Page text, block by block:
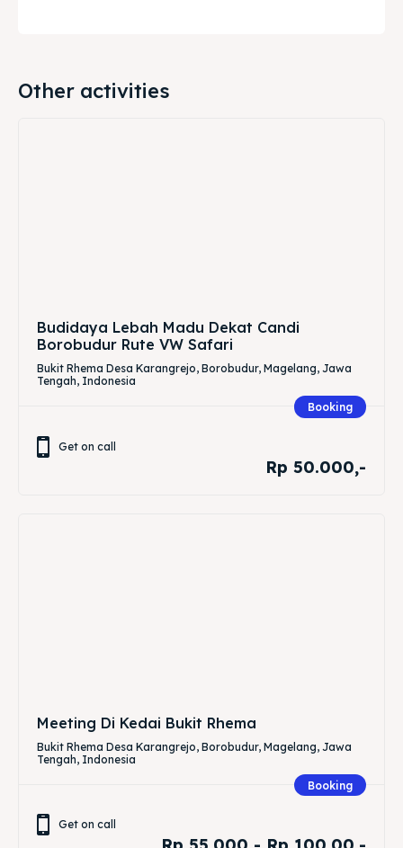
Other activities
Budidaya Lebah Madu Dekat Candi
Borobudur Rute VW Safari
Bukit Rhema Desa Karangrejo, Borobudur, Magelang, Jawa
Tengah, Indonesia
Booking
Get on call
Rp 50.000,-
Meeting Di Kedai Bukit Rhema
Bukit Rhema Desa Karangrejo, Borobudur, Magelang, Jawa
Tengah, Indonesia
Booking
Get on call